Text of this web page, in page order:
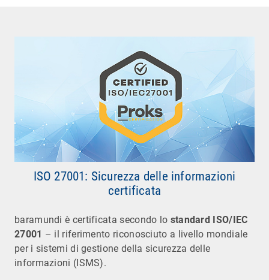
ISO 27001: Sicurezza delle informazioni
certificata
baramundi è certificata secondo lo standard ISO/IEC
27001 – il riferimento riconosciuto a livello mondiale
per i sistemi di gestione della sicurezza delle
informazioni (ISMS).